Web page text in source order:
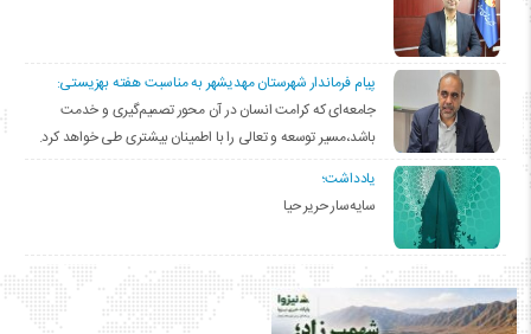
پیام فرماندار شهرستان مهدیشهر به مناسبت هفته بهزیستی:
جامعه‌ای که کرامت انسان در آن محور تصمیم‌گیری و خدمت
باشد،مسیر توسعه و تعالی را با اطمینان بیشتری طی خواهد کرد.
یادداشت؛
سایه‌سار حریر حیا